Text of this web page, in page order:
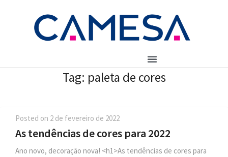
Tag: paleta de cores
Posted on 2 de fevereiro de 2022
As tendências de cores para 2022
Ano novo, decoração nova! <h1>As tendências de cores para